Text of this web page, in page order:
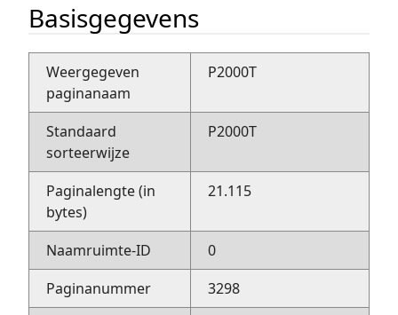
Basisgegevens
Weergegeven
paginanaam
P2000T
Standaard
sorteerwijze
P2000T
Paginalengte (in
bytes)
21.115
Naamruimte-ID
0
Paginanummer
3298